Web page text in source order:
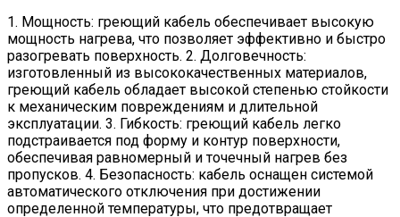
1. Мощность: греющий кабель обеспечивает высокую
мощность нагрева, что позволяет эффективно и быстро
разогревать поверхность. 2. Долговечность:
изготовленный из высококачественных материалов,
греющий кабель обладает высокой степенью стойкости
к механическим повреждениям и длительной
эксплуатации. 3. Гибкость: греющий кабель легко
подстраивается под форму и контур поверхности,
обеспечивая равномерный и точечный нагрев без
пропусков. 4. Безопасность: кабель оснащен системой
автоматического отключения при достижении
определенной температуры, что предотвращает